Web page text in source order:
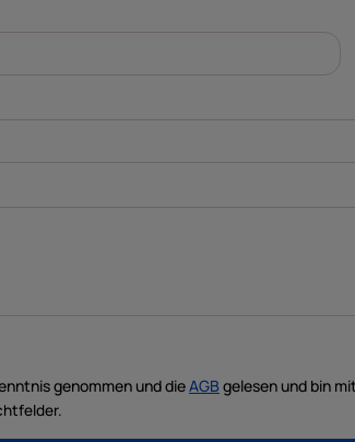
genommen und dieAGB